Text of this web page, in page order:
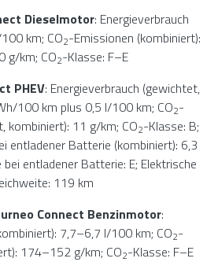
Dieselmotor: Energieverbrauch
km; CO2-Emissionen (kombiniert):
g/km; CO2-Klasse: F–E
PHEV: Energieverbrauch (gewichtet,
100 km plus 0,5 l/100 km; CO2-
kombiniert): 11 g/km; CO2-Klasse: B;
entladener Batterie (kombiniert): 6,3
entladener Batterie: E; Elektrische
119 km
Connect Benzinmotor:
7,7–6,7 l/100 km; CO2-
174–152 g/km; CO2-Klasse: F–E